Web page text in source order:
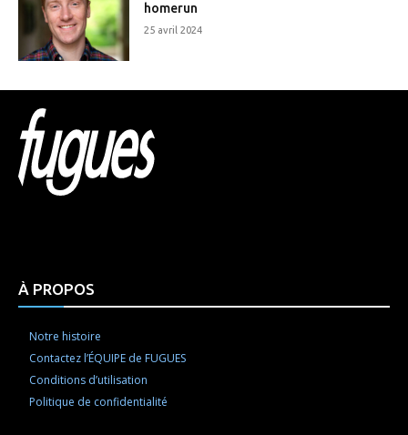
homerun
25 avril 2024
À PROPOS
Notre histoire
Contactez l’ÉQUIPE de FUGUES
Conditions d’utilisation
Politique de confidentialité